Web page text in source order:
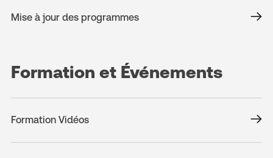
Mise à jour des programmes
Formation et Événements
Formation Vidéos